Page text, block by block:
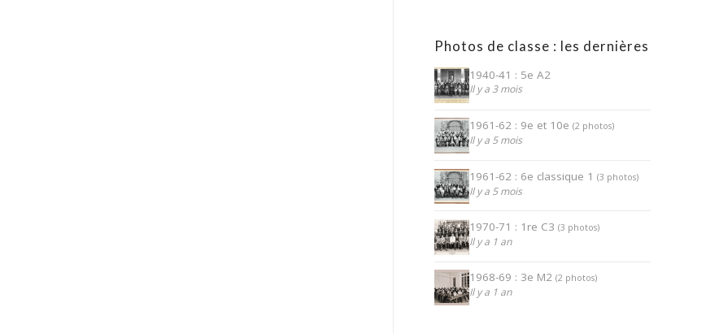
Photos de classe : les dernières
1940-41 : 5e A2
Il y a 3 mois
1961-62 : 9e et 10e(2 photos)
Il y a 5 mois
1961-62 : 6e classique 1(3 photos)
Il y a 5 mois
1970-71 : 1re C3(3 photos)
Il y a 1 an
1968-69 : 3e M2(2 photos)
Il y a 1 an